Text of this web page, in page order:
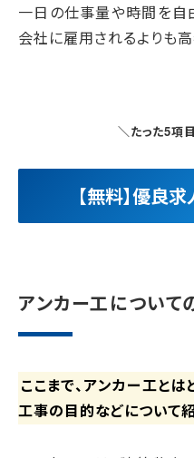
一日の仕事量や時間を自
会社に雇用されるよりも
＼たった5項
【無料】優良
アンカー工について
ここまで、アンカー工と
工事の目的などについて紹